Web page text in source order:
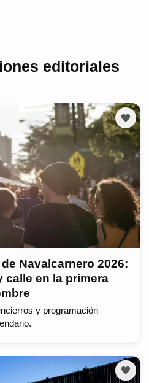
editoriales
Navalcarnero 2026:
calle en la primera
y programación